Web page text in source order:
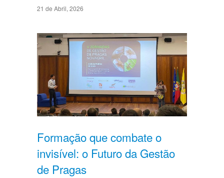
21 de Abril, 2026
Formação que combate o
invisível: o Futuro da Gestão
de Pragas